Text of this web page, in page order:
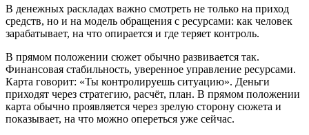
В денежных раскладах важно смотреть не только на приход
средств, но и на модель обращения с ресурсами: как человек
зарабатывает, на что опирается и где теряет контроль.
В прямом положении сюжет обычно развивается так.
Финансовая стабильность, уверенное управление ресурсами.
Карта говорит: «Ты контролируешь ситуацию». Деньги
приходят через стратегию, расчёт, план. В прямом положении
карта обычно проявляется через зрелую сторону сюжета и
показывает, на что можно опереться уже сейчас.